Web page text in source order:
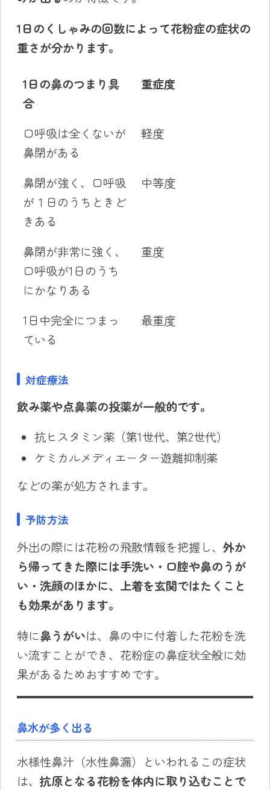
1日のくしゃみの回数によって花粉症の症状の
重さが分かります。
1日の鼻のつまり具
合
重症度
口呼吸は全くないが
鼻閉がある
軽度
鼻閉が強く、口呼吸
が１日のうちときど
きある
中等度
鼻閉が非常に強く、
口呼吸が1日のうち
にかなりある
重度
1日中完全につまっ
ている
最重度
対症療法
飲み薬や点鼻薬の投薬が一般的です。
抗ヒスタミン薬（第1世代、第2世代）
ケミカルメディエーター遊離抑制薬
などの薬が処方されます。
予防方法
外出の際には花粉の飛散情報を把握し、 外か
ら帰ってきた際には手洗い・口腔や鼻のうが
い・洗顔のほかに、上着を玄関ではたくこと
も効果があります。
特に鼻うがいは、鼻の中に付着した花粉を洗
い流すことができ、花粉症の鼻症状全般に効
果があるためおすすめです。
鼻水が多く出る
水様性鼻汁（水性鼻漏）といわれるこの症状
は、 抗原となる花粉を体内に取り込むことで